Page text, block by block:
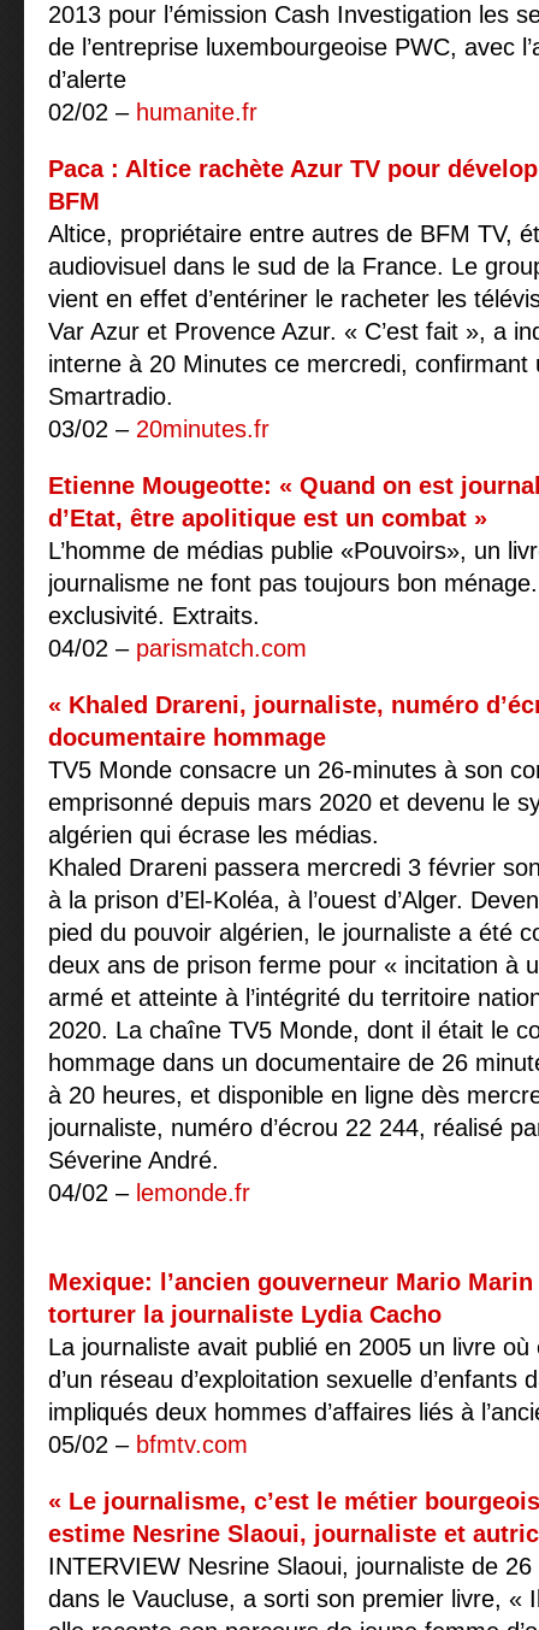
2013 pour l’émission Cash Investigation les
de l’entreprise luxembourgeoise PWC, avec
d’alerte
02/02 – humanite.fr
Paca : Altice rachète Azur TV pour
BFM
Altice, propriétaire entre autres de BFM TV,
audiovisuel dans le sud de la France. Le
vient en effet d’entériner le racheter les
Var Azur et Provence Azur. « C’est fait », a
interne à 20 Minutes ce mercredi, confirmant
Smartradio.
03/02 – 20minutes.fr
Etienne Mougeotte: « Quand on est
d’Etat, être apolitique est un combat »
L’homme de médias publie «Pouvoirs», un
journalisme ne font pas toujours bon
exclusivité. Extraits.
04/02 – parismatch.com
« Khaled Drareni, journaliste, numéro
documentaire hommage
TV5 Monde consacre un 26-minutes à son
emprisonné depuis mars 2020 et devenu le
algérien qui écrase les médias.
Khaled Drareni passera mercredi 3 février
à la prison d’El-Koléa, à l’ouest d’Alger.
pied du pouvoir algérien, le journaliste a été
deux ans de prison ferme pour « incitation à
armé et atteinte à l’intégrité du territoire
2020. La chaîne TV5 Monde, dont il était le
hommage dans un documentaire de 26
à 20 heures, et disponible en ligne dès
journaliste, numéro d’écrou 22 244, réalisé
Séverine André.
04/02 – lemonde.fr
Mexique: l’ancien gouverneur Mario
torturer la journaliste Lydia Cacho
La journaliste avait publié en 2005 un livre où
d’un réseau d’exploitation sexuelle d’enfants
impliqués deux hommes d’affaires liés à
05/02 – bfmtv.com
« Le journalisme, c’est le métier
estime Nesrine Slaoui, journaliste et
INTERVIEW Nesrine Slaoui, journaliste de 26
dans le Vaucluse, a sorti son premier livre, «